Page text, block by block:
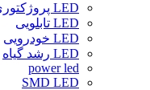
LED پروژکتوری
LED تابلویی
LED خودرویی
LED رشد گیاه
power led
SMD LED